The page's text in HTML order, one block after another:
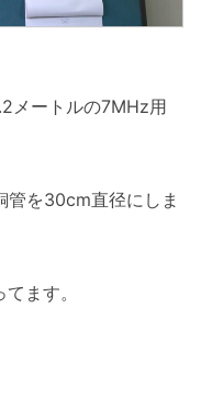
メートルの7MHz用
管を30cm直径にしま
ます。